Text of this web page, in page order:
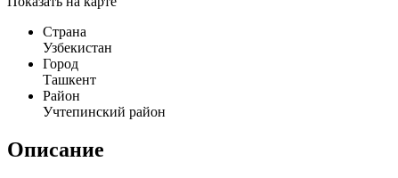
Страна
Узбекистан
Город
Ташкент
Район
Учтепинский район
Описание